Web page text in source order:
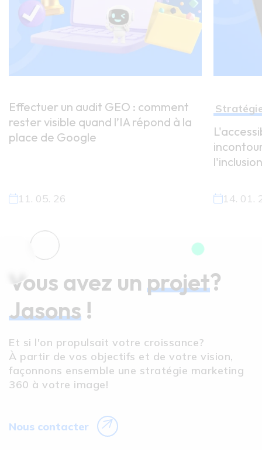
Effectuer un audit GEO : comment
rester visible quand l’IA répond à la
place de Google
11. 05. 26 14. 01.
Vous avez un projet?
Jasons !
Et si l'on propulsait votre croissance?
À partir de vos objectifs et de votre vision,
façonnons ensemble une stratégie marketing
360 à votre image!
Nous contacter